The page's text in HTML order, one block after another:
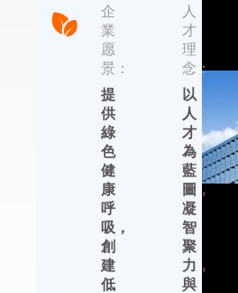
等一體化服務的綜合
性有限公司，位于國
內著名的輕工業制造
基地——杭州，依托
于近年來杭州的國家
信息化試點城市、電
子商務試點城市、集
成電路設計產業化基
地的發展優勢，在除
濕機、加濕器、恒溫
恒濕機及轉輪除濕機
等產品的性能提升、
產品完善、生產管理
等方面，都有領先行
業的發展優勢。
企
業
愿
景：
提
供
綠
色
健
康
呼
吸，
創
建
低
人
才
理
念：
以
人
才
為
藍
圖，
凝
智
聚
力，
與